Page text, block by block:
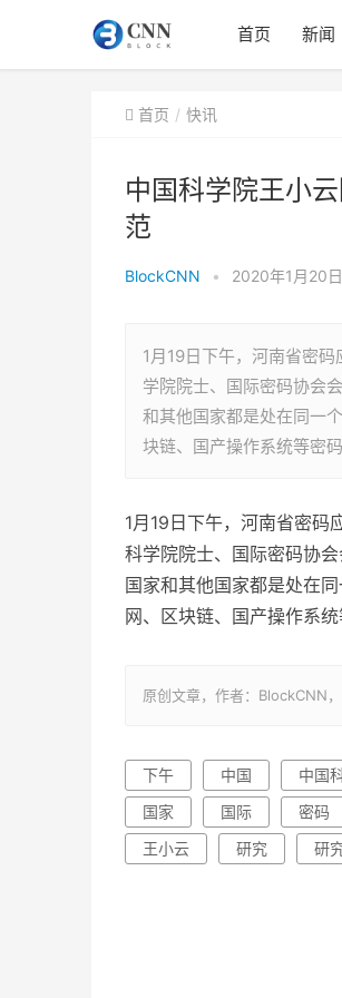
首页 新闻
首页 快讯
中国科学院王小
范
BlockCNN • 2020年1月20
1月19日下午，河南省密
学院院士、国际密码协会
和其他国家都是处在同一
块链、国产操作系统等密
1月19日下午，河南省密码
科学院院士、国际密码协
国家和其他国家都是处在
网、区块链、国产操作系
原创文章，作者：
下午 中国 中国
国家
国际 密码
王小云
研究 研